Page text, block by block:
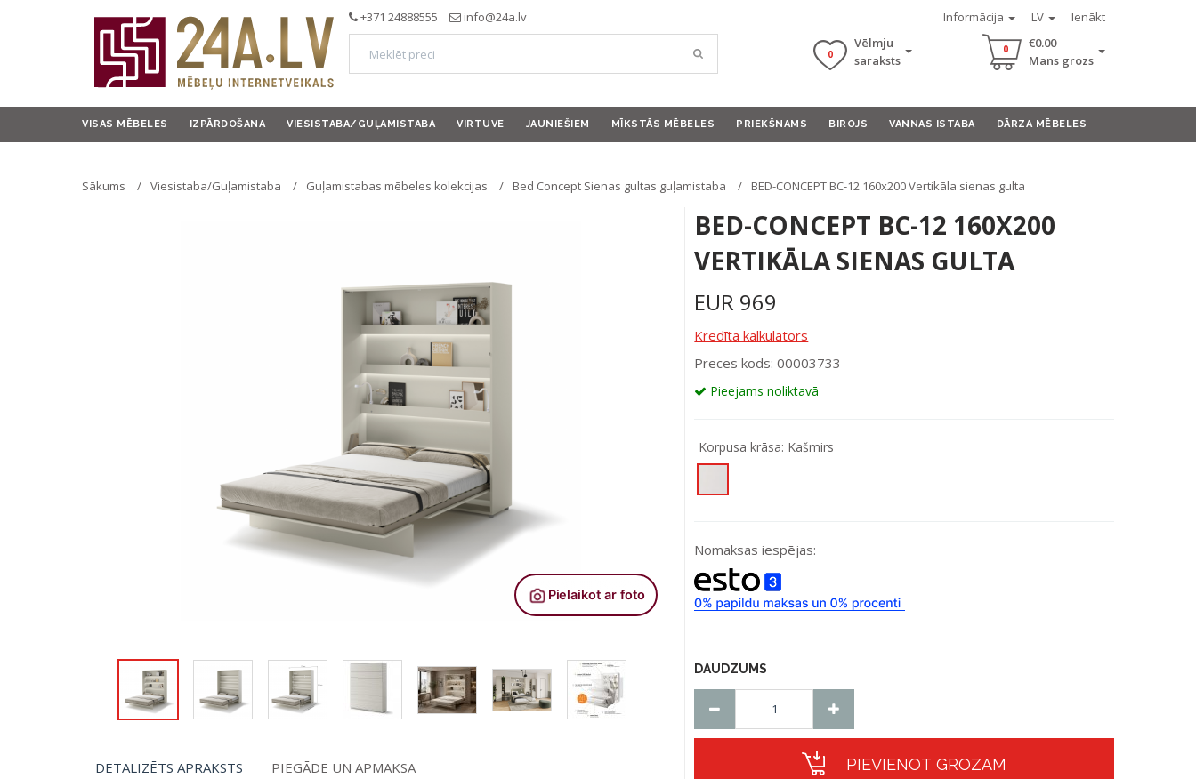
Informācija LV Ienākt
+371 24888555 info@24a.lv
0
Vēlmju
saraksts
0
€0.00
Mans grozs
VISAS MĒBELES IZPĀRDOŠANA VIESISTABA/GUĻAMISTABA VIRTUVE JAUNIEŠIEM MĪKSTĀS MĒBELES PRIEKŠNAMS BIROJS VANNAS ISTABA DĀRZA MĒBELES
Sākums Viesistaba/Guļamistaba Guļamistabas mēbeles kolekcijas Bed Concept Sienas gultas guļamistaba BED-CONCEPT BC-12 160x200 Vertikāla sienas gulta
DETALIZĒTS APRAKSTS PIEGĀDE UN APMAKSA
BED-CONCEPT BC-12 160X200
VERTIKĀLA SIENAS GULTA
EUR 969
Kredīta kalkulators
Preces kods: 00003733
Pieejams noliktavā
Korpusa krāsa: Kašmirs
Nomaksas iespējas:
DAUDZUMS
PIEVIENOT GROZAM